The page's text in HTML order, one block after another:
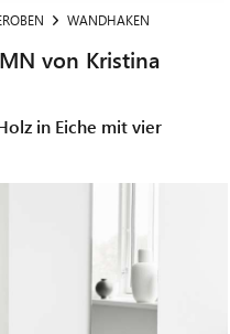
WANDHAKEN
von Kristina
in Eiche mit vier